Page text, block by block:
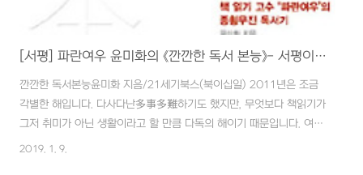
[서평] 파란여우 윤미화의 《깐깐한 독서 본능》- 서평이란 이런거다!!
깐깐한 독서본능윤미화 지음/21세기북스(북이십일) 2011년은 조금
각별한 해입니다. 다사다난多事多難하기도 했지만, 무엇보다 책읽기가
그저 취미가 아닌 생활이라고 할 만큼 다독의 해이기 때문입니다. 여담
이지만, 사진의 취미가 햇수로 5년이 넘어가면서 카메라로 무엇을 할
2019. 1. 9.